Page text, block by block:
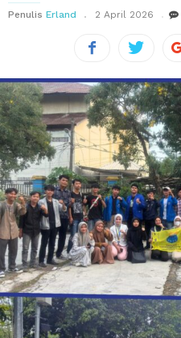
Penulis Erland 2 April 2026